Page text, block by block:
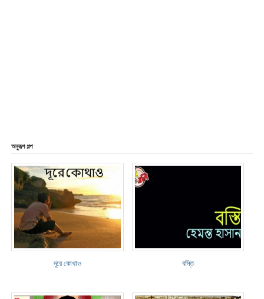
অনুরূপ গল্প
দূরে কোথাও বস্তি